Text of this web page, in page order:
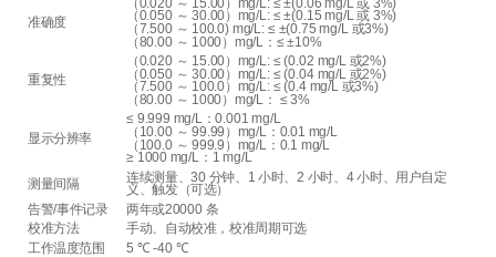
准确度
（0.020 ～ 15.00）mg/L: ≤ ±(0.06 mg/L 或 3%)
（0.050 ～ 30.00）mg/L: ≤ ±(0.15 mg/L 或 3%)
（7.500 ～ 100.0) mg/L: ≤ ±(0.75 mg/L 或3%)
（80.00 ～ 1000）mg/L：≤ ±10%
重复性
（0.020 ～ 15.00）mg/L: ≤ (0.02 mg/L 或2%)
（0.050 ～ 30.00）mg/L: ≤ (0.04 mg/L 或2%)
（7.500 ～ 100.0）mg/L: ≤ (0.4 mg/L 或3%)
（80.00 ～ 1000）mg/L： ≤ 3%
显示分辨率
≤ 9.999 mg/L：0.001 mg/L
（10.00 ～ 99.99）mg/L：0.01 mg/L
（100.0 ～ 999.9）mg/L：0.1 mg/L
≥ 1000 mg/L：1 mg/L
测量间隔
连续测量、30 分钟、1 小时、2 小时、4 小时、用户自定
义、触发（可选）
告警/事件记录
两年或20000 条
校准方法
手动、自动校准，校准周期可选
工作温度范围
5 ℃ -40 ℃